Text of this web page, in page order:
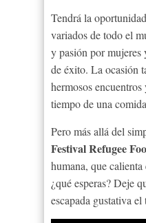
Tendrá la
variados de todo el
y pasión por mujeres
de éxito. La ocasión
hermosos
tiempo de una
Pero más allá del
Festival Refugee
humana, que
¿qué esperas? Deje
escapada gustativa